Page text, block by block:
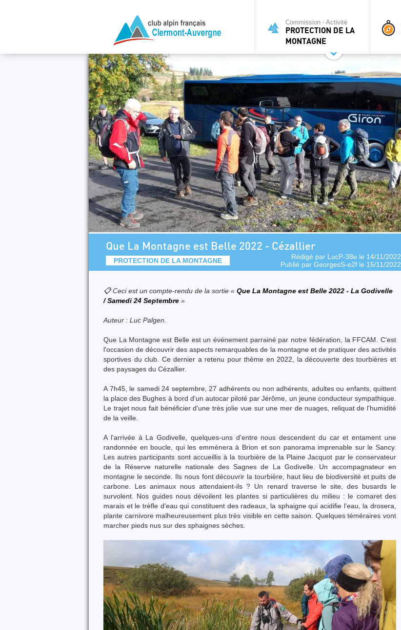
Commission - Activité
PROTECTION DE LA
MONTAGNE
Que La Montagne est Belle 2022 - Cézallier
PROTECTION DE LA MONTAGNE Rédigé par LucP-38e le 14/11/2022
Publié par GeorgesS-e2f le 15/11/2022
📋 Ceci est un compte-rendu de la sortie « Que La Montagne est Belle 2022 - La Godivelle
/ Samedi 24 Septembre »
Auteur : Luc Palgen.
Que La Montagne est Belle est un événement parrainé par notre fédération, la FFCAM. C'est
l'occasion de découvrir des aspects remarquables de la montagne et de pratiquer des activités
sportives du club. Ce dernier a retenu pour thème en 2022, la découverte des tourbières et
des paysages du Cézallier.
A 7h45, le samedi 24 septembre, 27 adhérents ou non adhérents, adultes ou enfants, quittent
la place des Bughes à bord d'un autocar piloté par Jérôme, un jeune conducteur sympathique.
Le trajet nous fait bénéficier d'une très jolie vue sur une mer de nuages, reliquat de l'humidité
de la veille.
A l'arrivée à La Godivelle, quelques-uns d'entre nous descendent du car et entament une
randonnée en boucle, qui les emmènera à Brion et son panorama imprenable sur le Sancy.
Les autres participants sont accueillis à la tourbière de la Plaine Jacquot par le conservateur
de la Réserve naturelle nationale des Sagnes de La Godivelle. Un accompagnateur en
montagne le seconde. Ils nous font découvrir la tourbière, haut lieu de biodiversité et puits de
carbone. Les animaux nous attendaient-ils ? Un renard traverse le site, des busards le
survolent. Nos guides nous dévoilent les plantes si particulières du milieu : le comaret des
marais et le trèfle d'eau qui constituent des radeaux, la sphaigne qui acidifie l'eau, la drosera,
plante carnivore malheureusement plus très visible en cette saison. Quelques téméraires vont
marcher pieds nus sur des sphaignes sèches.